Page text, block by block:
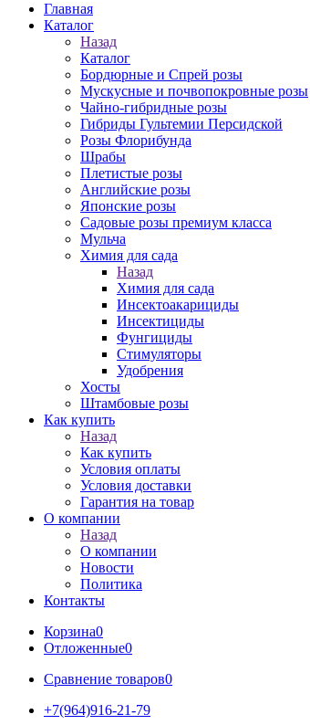
Главная
Каталог
Назад
Каталог
Бордюрные и Спрей розы
Мускусные и почвопокровные розы
Чайно-гибридные розы
Гибриды Гультемии Персидской
Розы Флорибунда
Шрабы
Плетистые розы
Английские розы
Японские розы
Садовые розы премиум класса
Мульча
Химия для сада
Назад
Химия для сада
Инсектоакарициды
Инсектициды
Фунгициды
Стимуляторы
Удобрения
Хосты
Штамбовые розы
Как купить
Назад
Как купить
Условия оплаты
Условия доставки
Гарантия на товар
О компании
Назад
О компании
Новости
Политика
Контакты
Корзина0
Отложенные0
Сравнение товаров0
+7(964)916-21-79